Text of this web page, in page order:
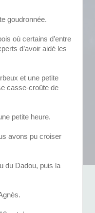
goudronnée.
où certains d’entre
d’avoir aidé les
et une petite
casse-croûte de
petite heure.
avons pu croiser
du Dadou, puis la